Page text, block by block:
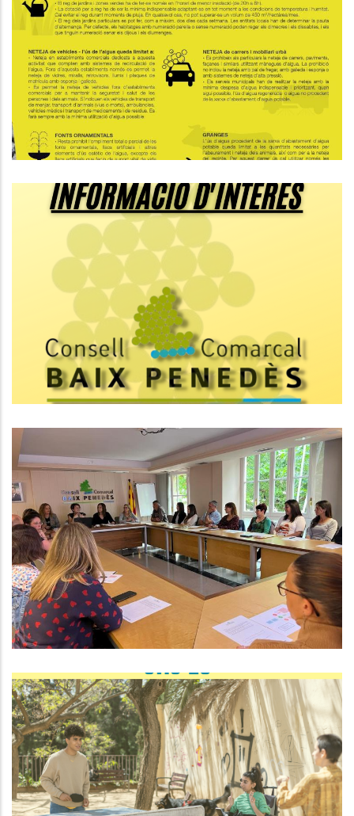
El Baix Penedès Entrarà En
Situació D'alerta Per Sequera
Aquesta Setmana
Medi
Composició Provisional Del
Consell Comarcal Del Baix
Penedès
REUNIÓ COMARCAL DEL
DEPARTAMENT DE SERVEIS
SOCIALS DEL CONSELL COMARCAL
DEL BAIX PENEDÈS
S. socials
Guia D'activitats D'estiu Del Baix
Penedès
Joventut